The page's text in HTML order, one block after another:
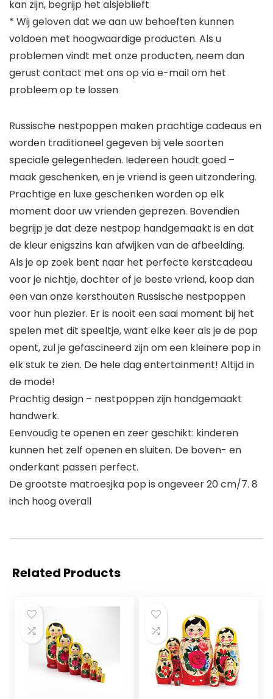
kan zijn, begrijp het alsjeblieft
* Wij geloven dat we aan uw behoeften kunnen
voldoen met hoogwaardige producten. Als u
problemen vindt met onze producten, neem dan
gerust contact met ons op via e-mail om het
probleem op te lossen
Russische nestpoppen maken prachtige cadeaus en
worden traditioneel gegeven bij vele soorten
speciale gelegenheden. Iedereen houdt goed –
maak geschenken, en je vriend is geen uitzondering.
Prachtige en luxe geschenken worden op elk
moment door uw vrienden geprezen. Bovendien
begrijp je dat deze nestpop handgemaakt is en dat
de kleur enigszins kan afwijken van de afbeelding.
Als je op zoek bent naar het perfecte kerstcadeau
voor je nichtje, dochter of je beste vriend, koop dan
een van onze kersthouten Russische nestpoppen
voor hun plezier. Er is nooit een saai moment bij het
spelen met dit speeltje, want elke keer als je de pop
opent, zul je gefascineerd zijn om een kleinere pop in
elk stuk te zien. De hele dag entertainment! Altijd in
de mode!
Prachtig design – nestpoppen zijn handgemaakt
handwerk.
Eenvoudig te openen en zeer geschikt: kinderen
kunnen het zelf openen en sluiten. De boven- en
onderkant passen perfect.
De grootste matroesjka pop is ongeveer 20 cm/7. 8
inch hoog overall
Related Products